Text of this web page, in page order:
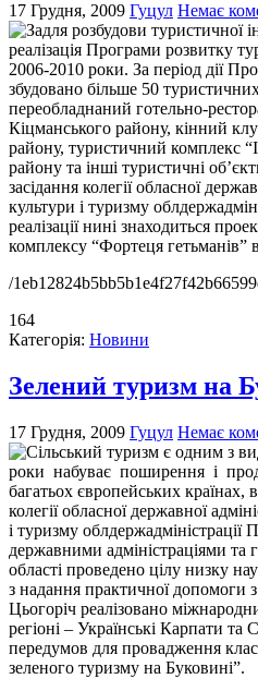
17 Грудня, 2009 Гуцул Немає
Задля розбудови туристичної
реалізація Програми розвитку
2006-2010 роки. За період дії
збудовано більше 50
переобладнаний готельно-
Кіцманського району, кінний
району, туристичний комплекс
району та інші туристичні
засідання колегії обласної
культури і туризму
реалізації нині знаходиться
комплексу “Фортеця гетьманів”
/
164
Категорія: Новини
Зелений туризм на
17 Грудня, 2009 Гуцул Немає
Сільський туризм є одним з
роки набуває поширення і
багатьох європейських країнах,
колегії обласної державної
і туризму
державними адміністраціями та
області проведено цілу низку
з надання практичної допомоги
Цьогоріч реалізовано
регіоні – Українські Карпати
передумов для провадження
зеленого туризму на Буковині”.